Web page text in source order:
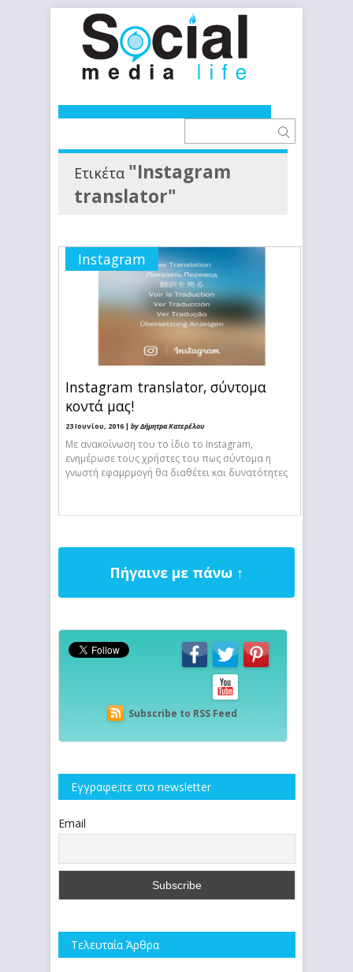
Ετικέτα "Instagram
translator"
Instagram
Instagram translator, σύντομα
κοντά μας!
23 Ιουνίου, 2016 | by Δήμητρα Κατερέλου
Με ανακοίνωση του το ίδιο το Instagram,
ενημέρωσε τους χρήστες του πως σύντομα η
γνωστή εφαμρμογή θα διαθέτει και δυνατότητες
Πήγαινε με πάνω ↑
Subscribe to RSS Feed
Εγγραφe;iτε στο newsletter
Email
Τελευταία Άρθρα